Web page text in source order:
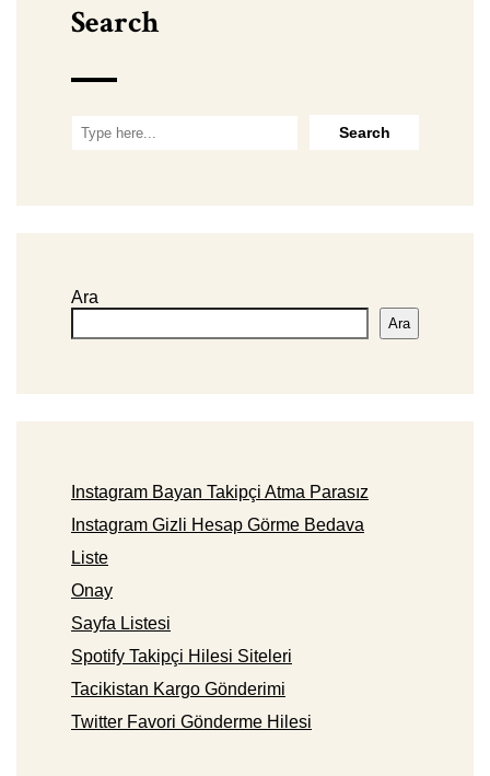
Search
Ara
Ara
Instagram Bayan Takipçi Atma Parasız
Instagram Gizli Hesap Görme Bedava
Liste
Onay
Sayfa Listesi
Spotify Takipçi Hilesi Siteleri
Tacikistan Kargo Gönderimi
Twitter Favori Gönderme Hilesi